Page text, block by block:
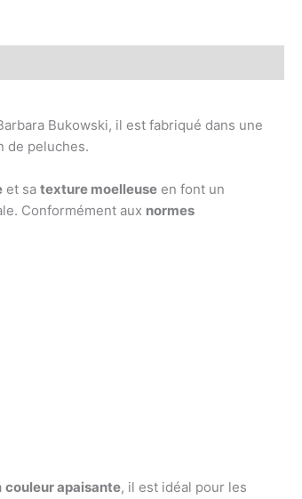
Bukowski, il est fabriqué dans une
de peluches.
et sa texture moelleuse en font un
Conformément aux normes
couleur apaisante, il est idéal pour les